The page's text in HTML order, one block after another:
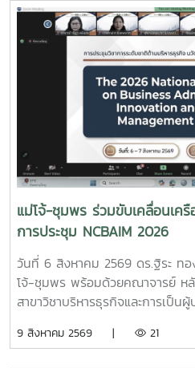
นี้ เพื่อเผยแพร่ข้อมูลเกี่ยวกับหลัก
แม่โจ้-ชุมพร แนวทางการจัดการเ
ถึงข้อมูลการรับสมัครเข้าศึกษาต่อ
การศึกษา 2570 เพื่อให้นักเรียนไ
ไปวางแผนประกอบการตัดสินใจศึก
บรรยากาศเป็นไปอย่างอบอุ่น นักเ
ฟังข้อมูลเป็นจำนวนมาก พร้อมทั้ง
หลักสูตร การเรียนการสอน ทุนกา
การเตรียมตัวเข้าศึกษาต่อในระดั
แม่โจ้-ชุมพร ร่วมขับเคลื่อนเครื
การประชุม NCBAIM 2026
วันที่ 6 สิงหาคม 2569 ดร.ฐิระ ท
โจ้-ชุมพร พร้อมด้วยคณาจารย์ ห
สาขาวิชาบริหารธุรกิจและการเป็น
การประชุมวิชาการระดับชาติ ด้านบ
9 สิงหาคม 2569 | 21